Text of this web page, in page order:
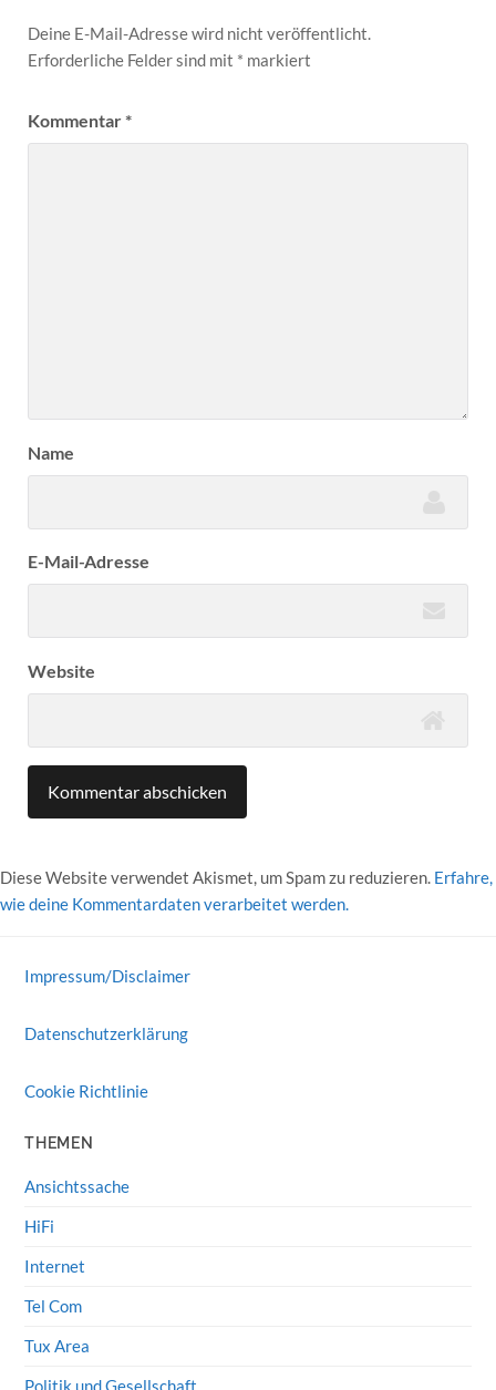
Deine E-Mail-Adresse wird nicht veröffentlicht.
Erforderliche Felder sind mit * markiert
Kommentar*
Name
E-Mail-Adresse
Website
Diese Website verwendet Akismet, um Spam zu reduzieren. Erfahre,
wie deine Kommentardaten verarbeitet werden.
Impressum/Disclaimer
Datenschutzerklärung
Cookie Richtlinie
THEMEN
Ansichtssache
HiFi
Internet
Tel Com
Tux Area
Politik und Gesellschaft